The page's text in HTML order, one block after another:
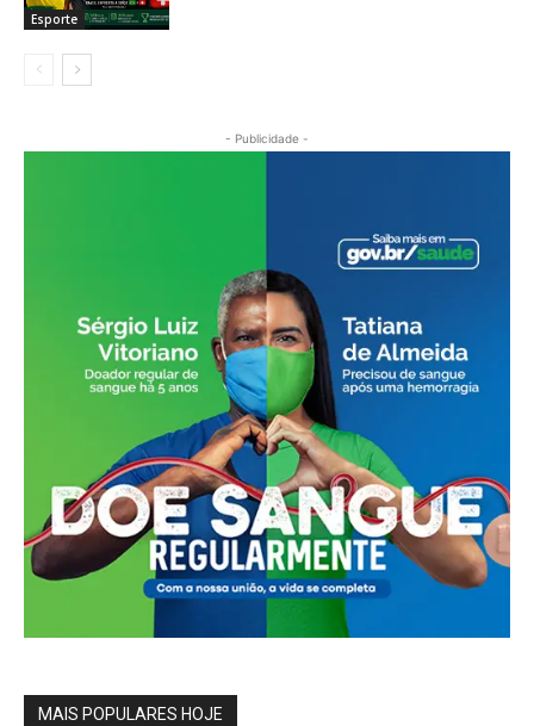
Esporte
- Publicidade -
MAIS POPULARES HOJE